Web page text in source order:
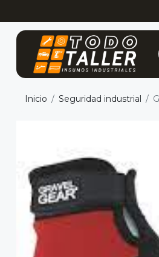
Inicio Seguridad industrial